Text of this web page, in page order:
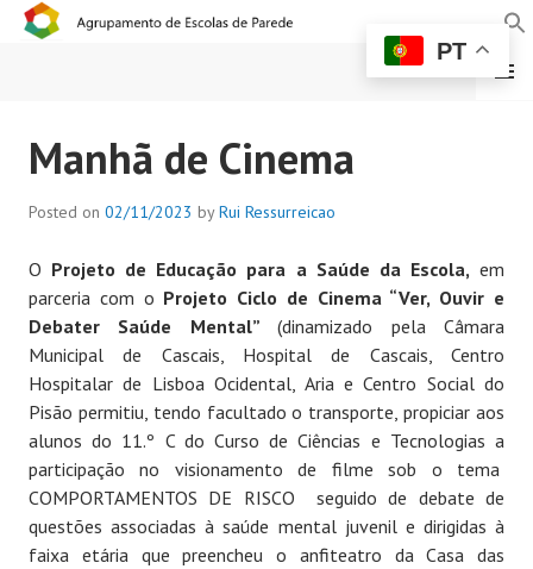
AGRUPAMENTO DE
ESCOLAS DE PAREDE
MENU
Manhã de Cinema
Posted on 02/11/2023 byRui Ressurreicao
O Projeto de Educação para a Saúde da Escola, em
parceria com o Projeto Ciclo de Cinema “Ver, Ouvir e
Debater Saúde Mental”(dinamizado pela Câmara
Municipal de Cascais, Hospital de Cascais, Centro
Hospitalar de Lisboa Ocidental, Aria e Centro Social do
Pisão permitiu, tendo facultado o transporte, propiciar aos
alunos do 11.º C do Curso de Ciências e Tecnologias a
participação no visionamento de filme sob o tema
COMPORTAMENTOS DE RISCO seguido de debate de
questões associadas à saúde mental juvenil e dirigidas à
faixa etária que preencheu o anfiteatro da Casa das
PT